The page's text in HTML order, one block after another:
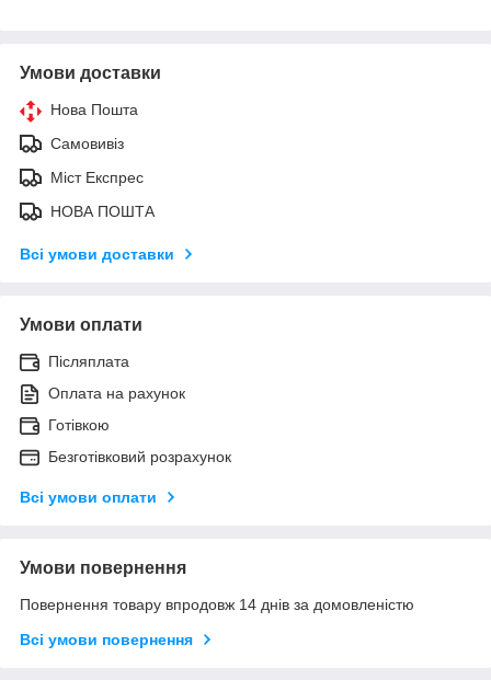
Умови доставки
Нова Пошта
Самовивіз
Міст Експрес
НОВА ПОШТА
Всі умови доставки
Умови оплати
Післяплата
Оплата на рахунок
Готівкою
Безготівковий розрахунок
Всі умови оплати
Умови повернення
Повернення товару впродовж 14 днів за домовленістю
Всі умови повернення